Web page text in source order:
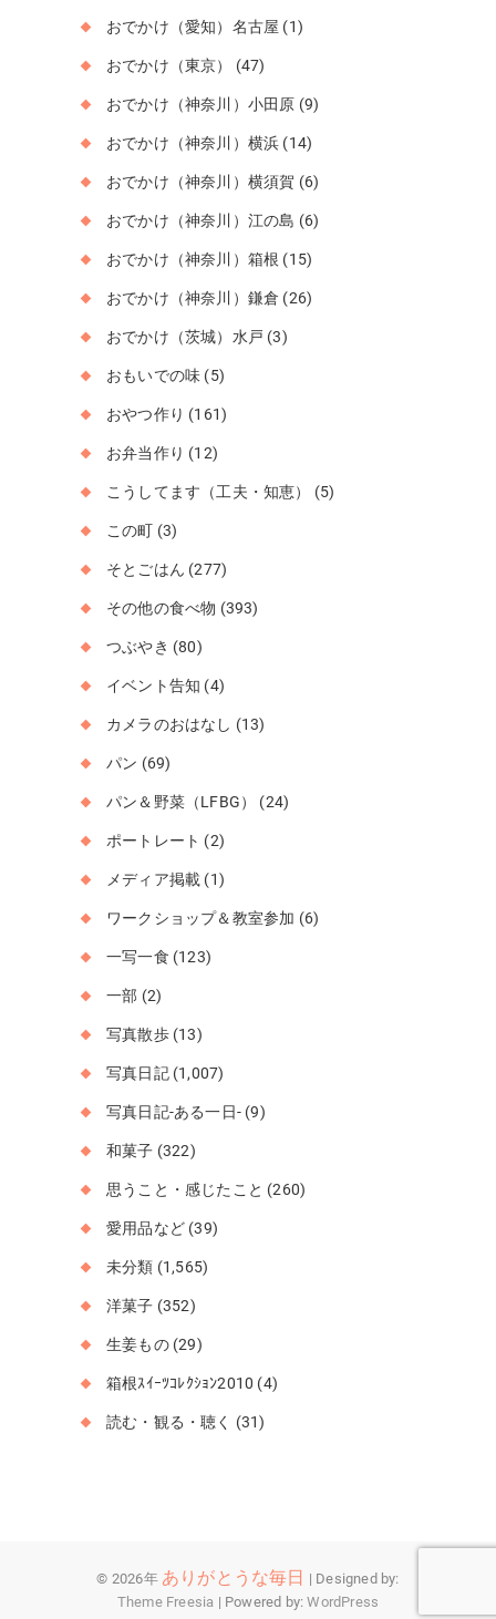
おでかけ（愛知）名古屋 (1)
おでかけ（東京） (47)
おでかけ（神奈川）小田原 (9)
おでかけ（神奈川）横浜 (14)
おでかけ（神奈川）横須賀 (6)
おでかけ（神奈川）江の島 (6)
おでかけ（神奈川）箱根 (15)
おでかけ（神奈川）鎌倉 (26)
おでかけ（茨城）水戸 (3)
おもいでの味 (5)
おやつ作り (161)
お弁当作り (12)
こうしてます（工夫・知恵） (5)
この町 (3)
そとごはん (277)
その他の食べ物 (393)
つぶやき (80)
イベント告知 (4)
カメラのおはなし (13)
パン (69)
パン＆野菜（LFBG） (24)
ポートレート (2)
メディア掲載 (1)
ワークショップ＆教室参加 (6)
一写一食 (123)
一部 (2)
写真散歩(13)
写真日記(1,007)
写真日記-ある一日- (9)
和菓子 (322)
思うこと・感じたこと (260)
愛用品など (39)
未分類 (1,565)
洋菓子 (352)
生姜もの(29)
箱根ｽｲｰﾂｺﾚｸｼｮﾝ2010 (4)
読む・観る・聴く (31)
© 2026年 ありがとうな毎日 | Designed by:
Theme Freesia | Powered by:WordPress